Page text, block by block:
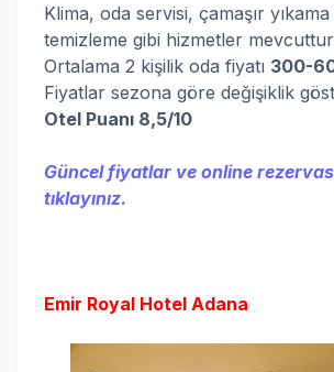
Klima, oda servisi, çamaşır
temizleme gibi hizmetler
Ortalama 2 kişilik oda fiyatı 300-
Fiyatlar sezona göre değişiklik
Otel Puanı 8,5/10
Güncel fiyatlar ve online
tıklayınız.
Emir Royal Hotel Adana